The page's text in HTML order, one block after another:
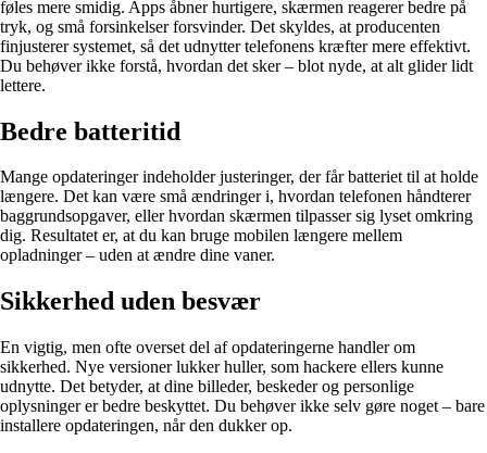
føles mere smidig. Apps åbner hurtigere, skærmen reagerer bedre på
tryk, og små forsinkelser forsvinder. Det skyldes, at producenten
finjusterer systemet, så det udnytter telefonens kræfter mere effektivt.
Du behøver ikke forstå, hvordan det sker – blot nyde, at alt glider lidt
lettere.
Bedre batteritid
Mange opdateringer indeholder justeringer, der får batteriet til at holde
længere. Det kan være små ændringer i, hvordan telefonen håndterer
baggrundsopgaver, eller hvordan skærmen tilpasser sig lyset omkring
dig. Resultatet er, at du kan bruge mobilen længere mellem
opladninger – uden at ændre dine vaner.
Sikkerhed uden besvær
En vigtig, men ofte overset del af opdateringerne handler om
sikkerhed. Nye versioner lukker huller, som hackere ellers kunne
udnytte. Det betyder, at dine billeder, beskeder og personlige
oplysninger er bedre beskyttet. Du behøver ikke selv gøre noget – bare
installere opdateringen, når den dukker op.